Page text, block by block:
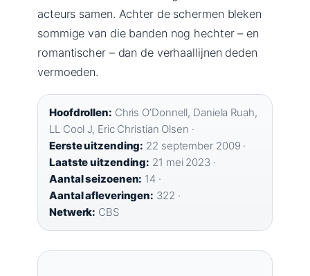
acteurs samen. Achter de schermen bleken
sommige van die banden nog hechter – en
romantischer – dan de verhaallijnen deden
vermoeden.
Hoofdrollen: Chris O’Donnell, Daniela Ruah,
LL Cool J, Eric Christian Olsen ·
Eerste uitzending: 22 september 2009 ·
Laatste uitzending: 21 mei 2023 ·
Aantal seizoenen: 14 ·
Aantal afleveringen: 322 ·
Netwerk: CBS